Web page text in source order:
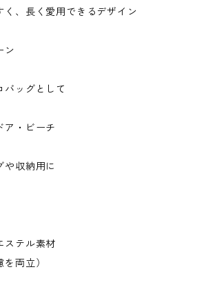
く、長く愛用できるデザイン
ン
バッグとして
ア・ビーチ
や収納用に
ステル素材
両立）